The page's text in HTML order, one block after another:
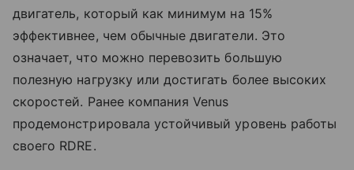
двигатель, который как минимум на 15%
эффективнее, чем обычные двигатели. Это
означает, что можно перевозить большую
полезную нагрузку или достигать более высоких
скоростей. Ранее компания Venus
продемонстрировала устойчивый уровень работы
своего RDRE.